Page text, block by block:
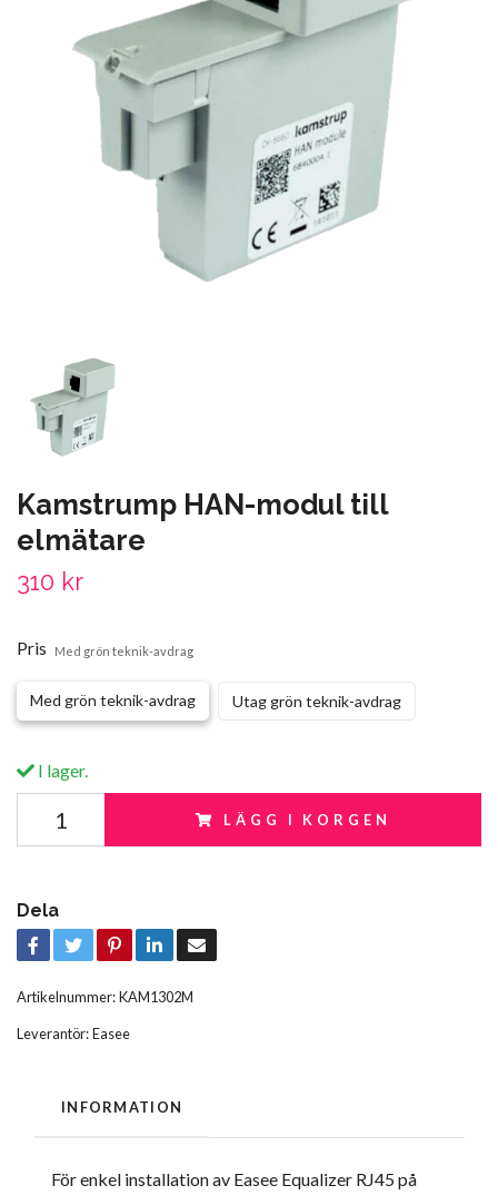
Kamstrump HAN-modul till
elmätare
310 kr
Pris Med grön teknik-avdrag
Med grön teknik-avdrag Utag grön teknik-avdrag
I lager.
LÄGG I KORGEN
Dela
Artikelnummer:KAM1302M
Leverantör:Easee
INFORMATION
För enkel installation av Easee Equalizer RJ45 på